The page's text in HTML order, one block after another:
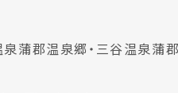
泉蒲郡温泉郷・三谷温泉蒲